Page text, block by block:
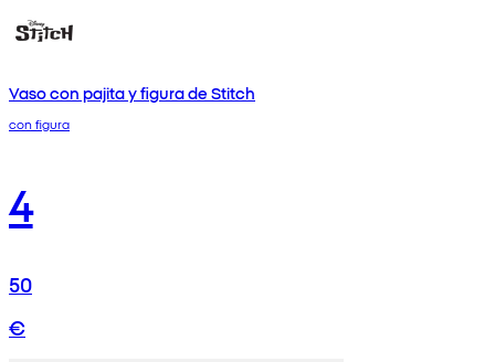
Vaso con pajita y figura de Stitch
con figura
4
50
€